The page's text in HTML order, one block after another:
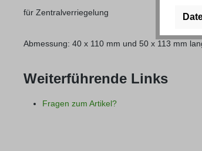
für Zentralverriegelung
Abmessung: 40 x 110 mm und 50 x 113 mm
Weiterführende Links
Fragen zum Artikel?